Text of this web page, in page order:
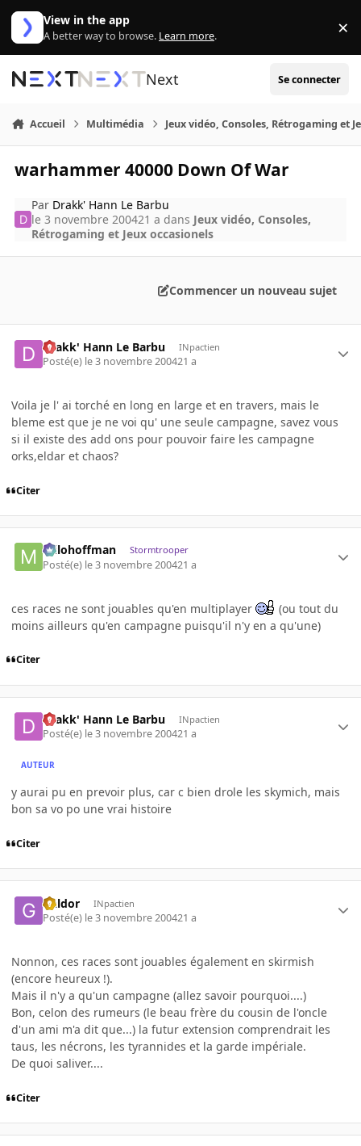
Aller au contenu
View in the app
A better way to browse. Learn more. ×
Next Se connecter
Accueil Multimédia Jeux vidéo, Consoles, Rétrogaming et
warhammer 40000 Down Of War
Par Drakk' Hann Le Barbu
le 3 novembre 200421 a dans Jeux vidéo, Consoles,
Rétrogaming et Jeux occasionels
Commencer un nouveau sujet
Drakk' Hann Le Barbu INpactien
Posté(e) le 3 novembre 200421 a
Voila je l' ai torché en long en large et en travers, mais le
bleme est que je ne voi qu' une seule campagne, savez vous
si il existe des add ons pour pouvoir faire les campagne
orks,eldar et chaos?
Citer
milohoffman Stormtrooper
Posté(e) le 3 novembre 200421 a
ces races ne sont jouables qu'en multiplayer
(ou tout du
moins ailleurs qu'en campagne puisqu'il n'y en a qu'une)
Citer
Drakk' Hann Le Barbu INpactien
Posté(e) le 3 novembre 200421 a
AUTEUR
y aurai pu en prevoir plus, car c bien drole les skymich, mais
bon sa vo po une vrai histoire
Citer
Galdor INpactien
Posté(e) le 3 novembre 200421 a
Nonnon, ces races sont jouables également en skirmish
(encore heureux !).
Mais il n'y a qu'un campagne (allez savoir pourquoi....)
Bon, celon des rumeurs (le beau frère du cousin de l'oncle
d'un ami m'a dit que...) la futur extension comprendrait les
taus, les nécrons, les tyrannides et la garde impériale.
De quoi saliver....
Citer